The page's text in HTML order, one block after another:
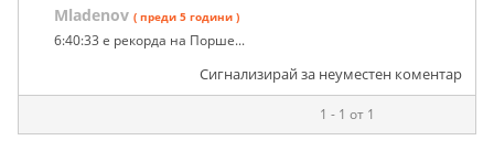
Mladenov ( преди 5 години )
6:40:33 е рекорда на Порше...
Сигнализирай за неуместен коментар
1 - 1 от 1